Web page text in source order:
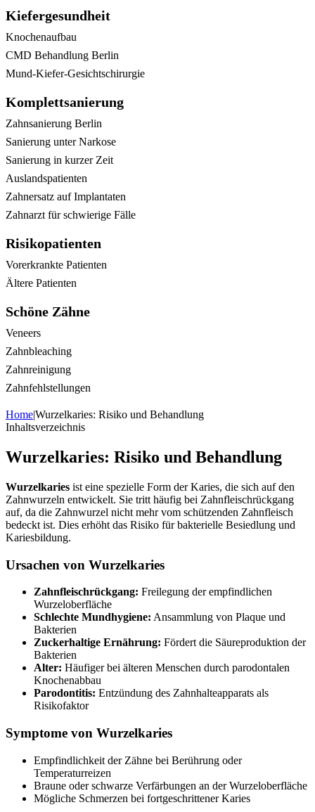
Kiefergesundheit
Knochenaufbau
CMD Behandlung Berlin
Mund-Kiefer-Gesichtschirurgie
Komplettsanierung
Zahnsanierung Berlin
Sanierung unter Narkose
Sanierung in kurzer Zeit
Auslandspatienten
Zahnersatz auf Implantaten
Zahnarzt für schwierige Fälle
Risikopatienten
Vorerkrankte Patienten
Ältere Patienten
Schöne Zähne
Veneers
Zahnbleaching
Zahnreinigung
Zahnfehlstellungen
Home|Wurzelkaries: Risiko und Behandlung
Inhaltsverzeichnis
Wurzelkaries: Risiko und Behandlung
Wurzelkaries ist eine spezielle Form der Karies, die sich auf den
Zahnwurzeln entwickelt. Sie tritt häufig bei Zahnfleischrückgang
auf, da die Zahnwurzel nicht mehr vom schützenden Zahnfleisch
bedeckt ist. Dies erhöht das Risiko für bakterielle Besiedlung und
Kariesbildung.
Ursachen von Wurzelkaries
Zahnfleischrückgang: Freilegung der empfindlichen
Wurzeloberfläche
Schlechte Mundhygiene: Ansammlung von Plaque und
Bakterien
Zuckerhaltige Ernährung: Fördert die Säureproduktion der
Bakterien
Alter: Häufiger bei älteren Menschen durch parodontalen
Knochenabbau
Parodontitis: Entzündung des Zahnhalteapparats als
Risikofaktor
Symptome von Wurzelkaries
Empfindlichkeit der Zähne bei Berührung oder
Temperaturreizen
Braune oder schwarze Verfärbungen an der Wurzeloberfläche
Mögliche Schmerzen bei fortgeschrittener Karies